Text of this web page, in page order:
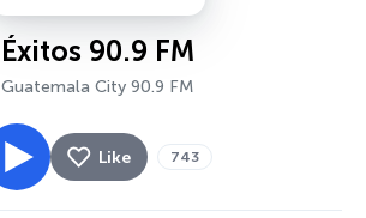
Éxitos 90.9 FM
Guatemala City 90.9 FM
Like 743